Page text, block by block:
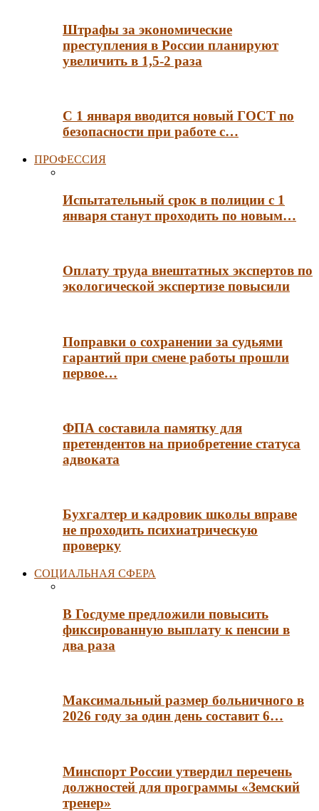
Штрафы за экономические
преступления в России планируют
увеличить в 1,5-2 раза
С 1 января вводится новый ГОСТ по
безопасности при работе с…
ПРОФЕССИЯ
Испытательный срок в полиции с 1
января станут проходить по новым…
Оплату труда внештатных экспертов по
экологической экспертизе повысили
Поправки о сохранении за судьями
гарантий при смене работы прошли
первое…
ФПА составила памятку для
претендентов на приобретение статуса
адвоката
Бухгалтер и кадровик школы вправе
не проходить психиатрическую
проверку
СОЦИАЛЬНАЯ СФЕРА
В Госдуме предложили повысить
фиксированную выплату к пенсии в
два раза
Максимальный размер больничного в
2026 году за один день составит 6…
Минспорт России утвердил перечень
должностей для программы «Земский
тренер»